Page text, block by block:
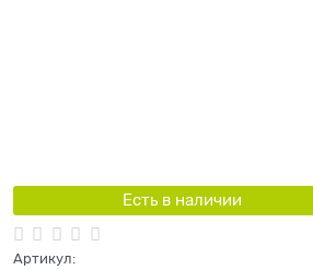
Есть в наличии
Артикул: